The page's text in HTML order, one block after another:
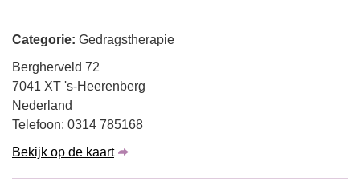
Categorie: Gedragstherapie
Bergherveld 72
7041 XT 's-Heerenberg
Nederland
Telefoon: 0314 785168
Bekijk op de kaart